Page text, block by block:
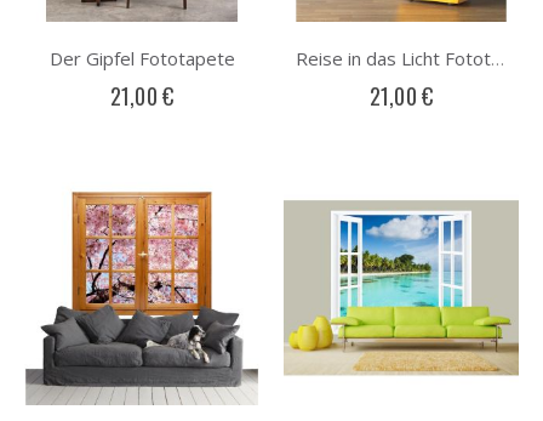
Der Gipfel Fototapete
21,00 €
Reise in das Licht Fototapete
21,00 €